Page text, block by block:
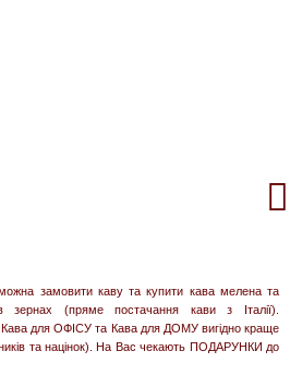
замовити каву та купити кава мелена та
зернах (пряме постачання кави з Італії).
Кава для ОФІСУ та Кава для ДОМУ вигідно краще
та націнок). На Вас чекають ПОДАРУНКИ до